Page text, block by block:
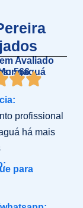
Avaliado
566
profissional
há mais
para